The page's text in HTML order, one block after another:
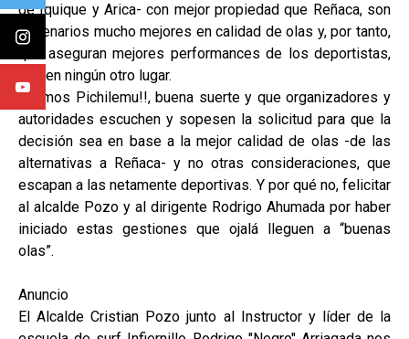
de Iquique y Arica- con mejor propiedad que Reñaca, son
escenarios mucho mejores en calidad de olas y, por tanto,
que aseguran mejores performances de los deportistas,
que en ningún otro lugar.
¡¡Vamos Pichilemu!!, buena suerte y que organizadores y
autoridades escuchen y sopesen la solicitud para que la
decisión sea en base a la mejor calidad de olas -de las
alternativas a Reñaca- y no otras consideraciones, que
escapan a las netamente deportivas. Y por qué no, felicitar
al alcalde Pozo y al dirigente Rodrigo Ahumada por haber
iniciado estas gestiones que ojalá lleguen a “buenas
olas”.
Anuncio
El Alcalde Cristian Pozo junto al Instructor y líder de la